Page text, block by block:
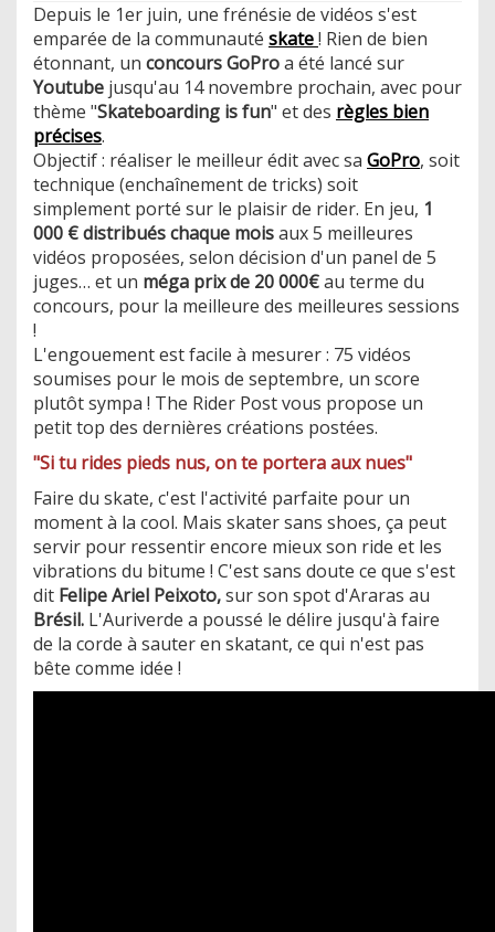
Depuis le 1er juin, une frénésie de vidéos s'est
emparée de la communauté skate! Rien de bien
étonnant, un concours GoProa été lancé sur
Youtube jusqu'au 14 novembre prochain, avec pour
thème "Skateboarding is fun" et des règles bien
précises.
Objectif : réaliser le meilleur édit avec sa GoPro, soit
technique (enchaînement de tricks) soit
simplement porté sur le plaisir de rider. En jeu, 1
000 € distribués chaque moisaux 5 meilleures
vidéos proposées, selon décision d'un panel de 5
juges… et un méga prix de 20 000€au terme du
concours, pour la meilleure des meilleures sessions
!
L'engouement est facile à mesurer : 75 vidéos
soumises pour le mois de septembre, un score
plutôt sympa ! The Rider Post vous propose un
petit top des dernières créations postées.
"Si tu rides pieds nus, on te portera aux nues"
Faire du skate, c'est l'activité parfaite pour un
moment à la cool. Mais skater sans shoes, ça peut
servir pour ressentir encore mieux son ride et les
vibrations du bitume ! C'est sans doute ce que s'est
dit Felipe Ariel Peixoto,sur son spot d'Araras au
Brésil. L'Auriverde a poussé le délire jusqu'à faire
de la corde à sauter en skatant, ce qui n'est pas
bête comme idée !